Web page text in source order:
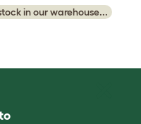
in our warehouse...